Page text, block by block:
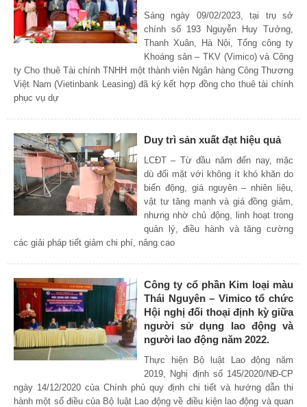
Sáng ngày 09/02/2023, tại trụ sở
chính số 193 Nguyễn Huy Tưởng,
Thanh Xuân, Hà Nội, Tổng công ty
Khoáng sản – TKV (Vimico) và Công
ty Cho thuê Tài chính TNHH một thành viên Ngân hàng Công Thương
Việt Nam (Vietinbank Leasing) đã ký kết hợp đồng cho thuê tài chính
phục vụ dự
Duy trì sản xuất đạt hiệu quả
LCĐT – Từ đầu năm đến nay, mặc
dù đối mặt với không ít khó khăn do
biến động, giá nguyên – nhiên liệu,
vật tư tăng mạnh và giá đồng giảm,
nhưng nhờ chủ động, linh hoạt trong
quản lý, điều hành và tăng cường
các giải pháp tiết giảm chi phí, nâng cao
Công ty cổ phần Kim loại màu
Thái Nguyên – Vimico tổ chức
Hội nghị đối thoại định kỳ giữa
người sử dụng lao động và
người lao động năm 2022.
Thực hiện Bộ luật Lao động năm
2019, Nghị định số 145/2020/NĐ-CP
ngày 14/12/2020 của Chính phủ quy định chi tiết và hướng dẫn thi
hành một số điều của Bộ luật Lao động về điều kiện lao động và quan